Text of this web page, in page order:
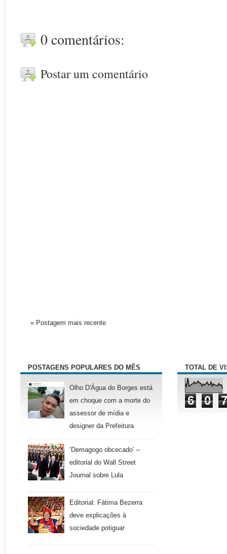
0 comentários:
Postar um comentário
« Postagem mais recente
POSTAGENS POPULARES DO MÊS
Olho D'Água do Borges está
em choque com a morte do
assessor de mídia e
designer da Prefeitura
‘Demagogo obcecado’ –
editorial do Wall Street
Journal sobre Lula
Editorial: Fátima Bezerra
deve explicações à
sociedade potiguar
TOTAL DE
6 0 7